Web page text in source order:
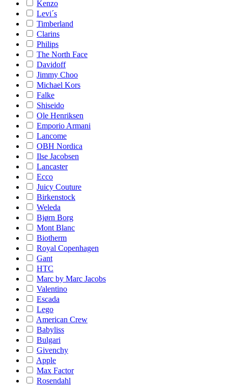
Kenzo
Levi´s
Timberland
Clarins
Philips
The North Face
Davidoff
Jimmy Choo
Michael Kors
Falke
Shiseido
Ole Henriksen
Emporio Armani
Lancome
OBH Nordica
Ilse Jacobsen
Lancaster
Ecco
Juicy Couture
Birkenstock
Weleda
Bjørn Borg
Mont Blanc
Biotherm
Royal Copenhagen
Gant
HTC
Marc by Marc Jacobs
Valentino
Escada
Lego
American Crew
Babyliss
Bulgari
Givenchy
Apple
Max Factor
Rosendahl